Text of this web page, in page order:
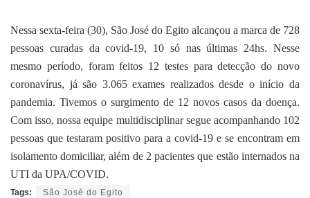
Nessa sexta-feira (30), São José do Egito alcançou a marca de 728
pessoas curadas da covid-19, 10 só nas últimas 24hs. Nesse
mesmo período, foram feitos 12 testes para detecção do novo
coronavírus, já são 3.065 exames realizados desde o início da
pandemia. Tivemos o surgimento de 12 novos casos da doença.
Com isso, nossa equipe multidisciplinar segue acompanhando 102
pessoas que testaram positivo para a covid-19 e se encontram em
isolamento domiciliar, além de 2 pacientes que estão internados na
UTI da UPA/COVID.
Tags: São José do Egito